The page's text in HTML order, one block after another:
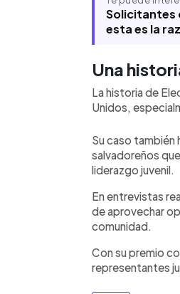
Solicitantes
esta es la
Una
La historia de
Unidos,
Su caso también
salvadoreños
liderazgo juvenil.
En entrevistas
de aprovechar
comunidad.
Con su premio
representantes